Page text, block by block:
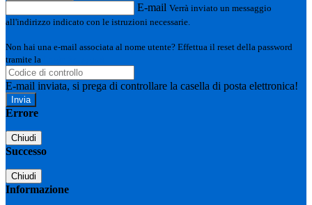
E-mail Verrà inviato un messaggio
all'indirizzo indicato con le istruzioni necessarie.
Non hai una e-mail associata al nome utente? Effettua il reset della password
tramite la
E-mail inviata, si prega di controllare la casella di posta elettronica!
Errore
Chiudi
Successo
Chiudi
Informazione